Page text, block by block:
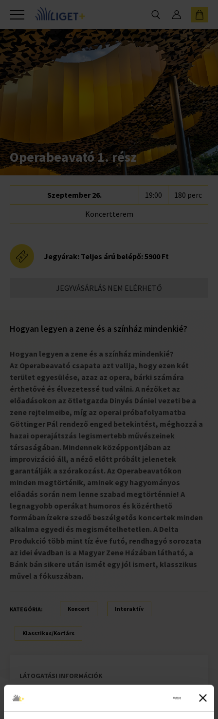
Operabeavató 1. rész
Szeptember 26. 19:00
180 perc
Koncertterem
Jegyárak: Teljes árú belépő: 5900 Ft
JEGYVÁSÁRLÁS NEM ELÉRHETŐ
Hogyan legyen a zene és a színház mindenkié?
Hogyan legyen a zene és a színház mindenkié?
Az Operabeavató csapata azt vallja, hogy ezen két
terület egyesülése, azaz az opera, bárki számára
érthetővé és élvezetessé tud válni. A nézőket az
előadásokon az ötletgazda Dinyés Dániel vezeti be a
zene rejtelmeibe, míg az operai próbafolyamatba
Göttinger Pál rendező enged betekintést, méghozzá a
hazai operajátszás legismertebb művészeinek
társaságában. Mindennek középpontjában az
improvizáció áll, a néző előtt próbált jelenetek
garantálják a szórakozást. Az Operabeavatókon
minden megtörténik, aminek egy hagyományos
előadás során nem lenne szabad megtörténnie! A
legnagyobb operákat humoros és közérthető
formában ízekre szedő beszélgetős koncertek minden
alkalma egyedi és megismételhetetlen. A Delta
Produkció több mint tíz éve futó, rendhagyó sorozata
az idei évadban is a Magyar Zene Házában látható, a
Bánk bán sikere után ismét egy jól ismert, klasszikus
művel a fókuszában.
KATEGÓRIA: Koncert Interaktív
Klasszikus/Kortárs
LÁTOGATÁSI INFORMÁCIÓK
Az esemény kétrészes (2x80 perc), szünettel.